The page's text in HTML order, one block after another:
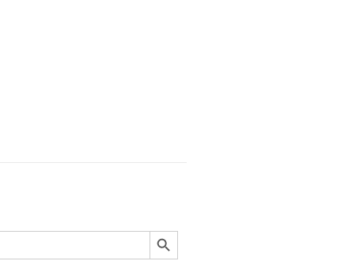
SEARCH BUTTON